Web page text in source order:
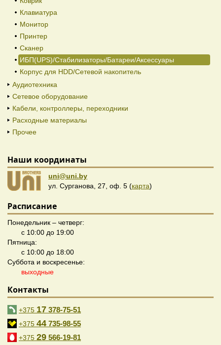
Клавиатура
Монитор
Принтер
Сканер
ИБП(UPS)/Стабилизаторы/Батареи/Аксессуары
Корпус для HDD/Cетевой накопитель
Аудиотехника
Сетевое оборудование
Кабели, контроллеры, переходники
Расходные материалы
Прочее
Наши координаты
uni@uni.by
ул. Сурганова, 27, оф. 5 (карта)
Расписание
Понедельник – четверг:
с 10:00 до 19:00
Пятница:
с 10:00 до 18:00
Суббота и воскресенье:
выходные
Контакты
+375 17 378-75-51
+375 44 735-98-55
+375 29 566-19-81